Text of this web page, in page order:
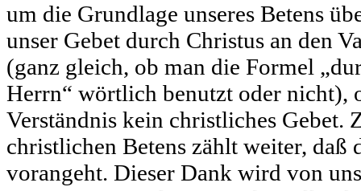
um die Grundlage unseres Betens
unser Gebet durch Christus an den
(ganz gleich, ob man die Formel
Herrn“ wörtlich benutzt oder nicht),
Verständnis kein christliches Gebet.
christlichen Betens zählt weiter, daß
vorangeht. Dieser Dank wird von